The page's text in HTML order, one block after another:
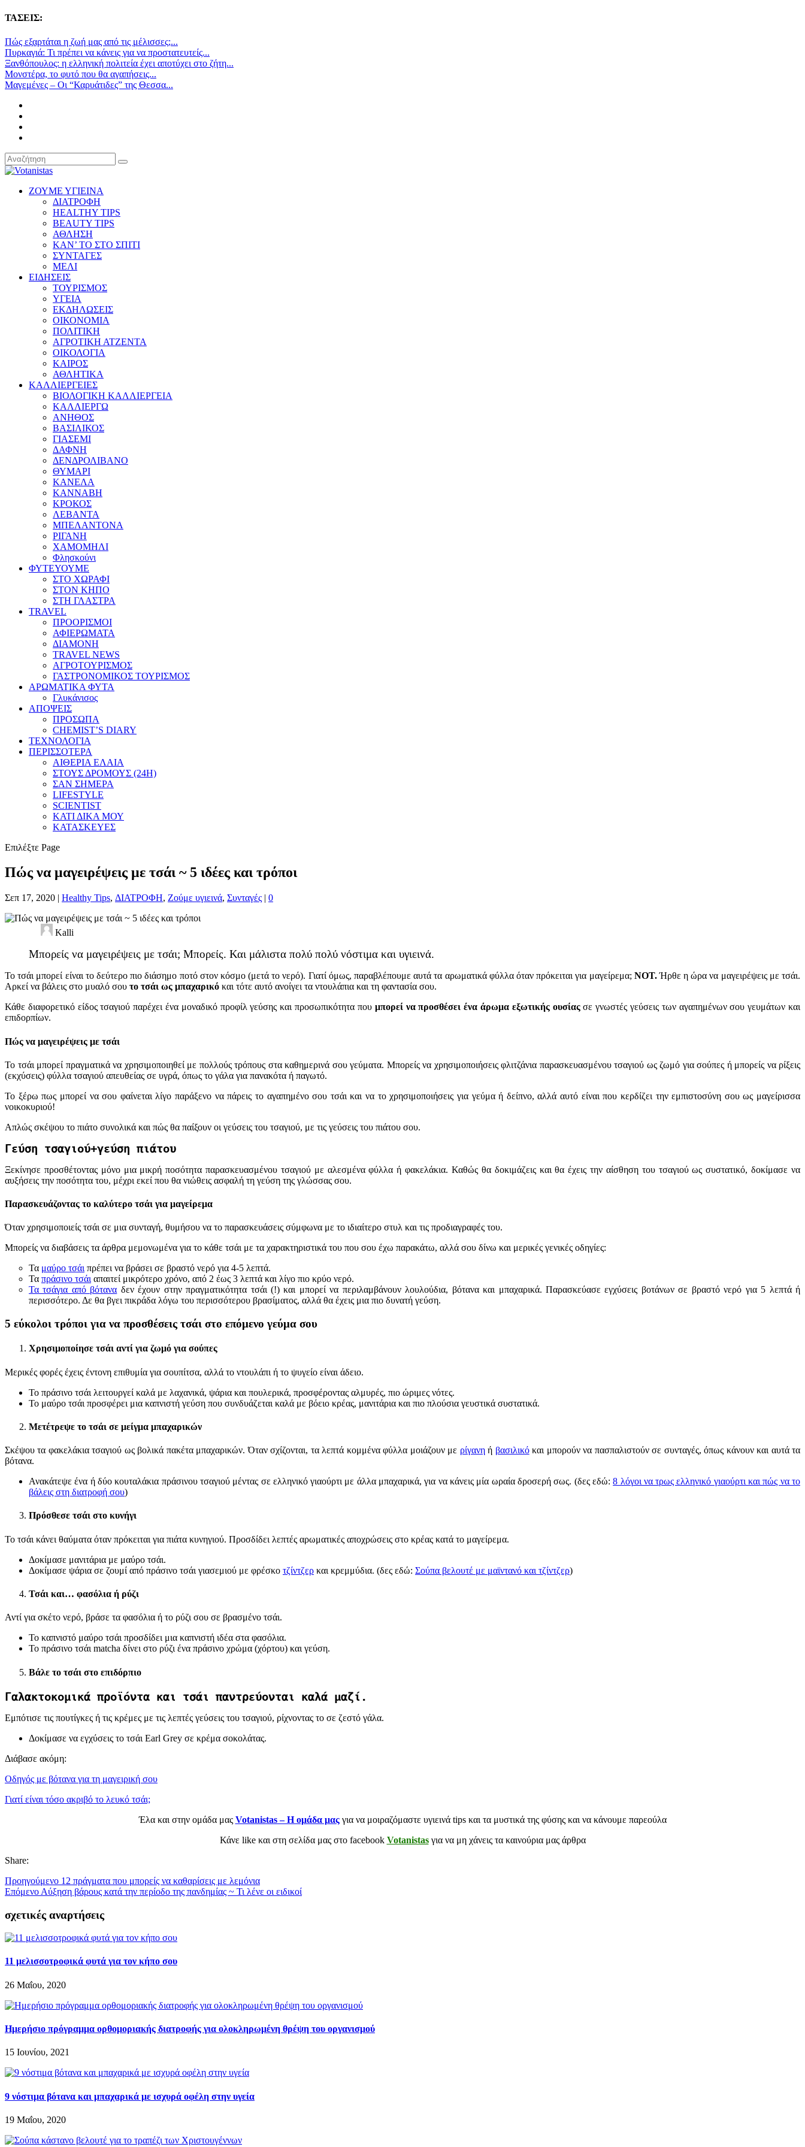
ΤΑΣΕΙΣ:
Πώς εξαρτάται η ζωή μας από τις μέλισσες;...
Πυρκαγιά: Τι πρέπει να κάνεις για να προστατευτείς...
Ξανθόπουλος: η ελληνική πολιτεία έχει αποτύχει στο ζήτη...
Μονστέρα, το φυτό που θα αγαπήσεις...
Μαγεμένες – Οι “Καρυάτιδες” της Θεσσα...
ΖΟΥΜΕ ΥΓΙΕΙΝΑ
ΔΙΑΤΡΟΦΗ
HEALTHY TIPS
BEAUTY TIPS
ΑΘΛΗΣΗ
ΚΑΝ’ ΤΟ ΣΤΟ ΣΠΙΤΙ
ΣΥΝΤΑΓΕΣ
ΜΕΛΙ
ΕΙΔΗΣΕΙΣ
ΤΟΥΡΙΣΜΟΣ
ΥΓΕΙΑ
ΕΚΔΗΛΩΣΕΙΣ
ΟΙΚΟΝΟΜΙΑ
ΠΟΛΙΤΙΚΗ
ΑΓΡΟΤΙΚΗ ΑΤΖΕΝΤΑ
ΟΙΚΟΛΟΓΙΑ
ΚΑΙΡΟΣ
ΑΘΛΗΤΙΚΑ
ΚΑΛΛΙΕΡΓΕΙΕΣ
ΒΙΟΛΟΓΙΚΗ ΚΑΛΛΙΕΡΓΕΙΑ
ΚΑΛΛΙΕΡΓΩ
ΑΝΗΘΟΣ
ΒΑΣΙΛΙΚΟΣ
ΓΙΑΣΕΜΙ
ΔΑΦΝΗ
ΔΕΝΔΡΟΛΙΒΑΝΟ
ΘΥΜΑΡΙ
ΚΑΝΕΛΑ
ΚΑΝΝΑΒΗ
ΚΡΟΚΟΣ
ΛΕΒΑΝΤΑ
ΜΠΕΛΑΝΤΟΝΑ
ΡΙΓΑΝΗ
ΧΑΜΟΜΗΛΙ
Φλησκούνι
ΦΥΤΕΥΟΥΜΕ
ΣΤΟ ΧΩΡΑΦΙ
ΣΤΟΝ ΚΗΠΟ
ΣΤΗ ΓΛΑΣΤΡΑ
TRAVEL
ΠΡΟΟΡΙΣΜΟΙ
ΑΦΙΕΡΩΜΑΤΑ
ΔΙΑΜΟΝΗ
TRAVEL NEWS
ΑΓΡΟΤΟΥΡΙΣΜΟΣ
ΓΑΣΤΡΟΝΟΜΙΚΟΣ ΤΟΥΡΙΣΜΟΣ
ΑΡΩΜΑΤΙΚΑ ΦΥΤΑ
Γλυκάνισος
ΑΠΟΨΕΙΣ
ΠΡΟΣΩΠΑ
CHEMIST’S DIARY
ΤΕΧΝΟΛΟΓΙΑ
ΠΕΡΙΣΣΟΤΕΡΑ
ΑΙΘΕΡΙΑ ΕΛΑΙΑ
ΣΤΟΥΣ ΔΡΟΜΟΥΣ (24H)
ΣΑΝ ΣΗΜΕΡΑ
LIFESTYLE
SCIENTIST
ΚΑΤΙ ΔΙΚΑ ΜΟΥ
ΚΑΤΑΣΚΕΥΕΣ
Επιλέξτε Page
Πώς να μαγειρέψεις με τσάι ~ 5 ιδέες και τρόποι
Σεπ 17, 2020 | Healthy Tips, ΔΙΑΤΡΟΦΗ, Ζούμε υγιεινά, Συνταγές | 0
Kalli
Μπορείς να μαγειρέψεις με τσάι; Μπορείς. Και μάλιστα πολύ πολύ νόστιμα και υγιεινά.
Το τσάι μπορεί είναι το δεύτερο πιο διάσημο ποτό στον κόσμο (μετά το νερό). Γιατί όμως, παραβλέπουμε αυτά τα αρωματικά φύλλα όταν πρόκειται για μαγείρεμα; ΝΟΤ.Ήρθε η ώρα να μαγειρέψεις με τσάι.
Αρκεί να βάλεις στο μυαλό σου το τσάι ως μπαχαρικό και τότε αυτό ανοίγει τα ντουλάπια και τη φαντασία σου.
Κάθε διαφορετικό είδος τσαγιού παρέχει ένα μοναδικό προφίλ γεύσης και προσωπικότητα που μπορεί να προσθέσει ένα άρωμα εξωτικής ουσίαςσε γνωστές γεύσεις των αγαπημένων σου γευμάτων και
επιδορπίων.
Πώς να μαγειρέψεις με τσάι
Το τσάι μπορεί πραγματικά να χρησιμοποιηθεί με πολλούς τρόπους στα καθημερινά σου γεύματα. Μπορείς να χρησιμοποιήσεις φλιτζάνια παρασκευασμένου τσαγιού ως ζωμό για σούπες ή μπορείς να ρίξεις
(εκχύσεις) φύλλα τσαγιού απευθείας σε υγρά, όπως το γάλα για πανακότα ή παγωτό.
Το ξέρω πως μπορεί να σου φαίνεται λίγο παράξενο να πάρεις το αγαπημένο σου τσάι και να το χρησιμοποιήσεις για γεύμα ή δείπνο, αλλά αυτό είναι που κερδίζει την εμπιστοσύνη σου ως μαγείρισσα
νοικοκυριού!
Απλώς σκέψου το πιάτο συνολικά και πώς θα παίξουν οι γεύσεις του τσαγιού, με τις γεύσεις του πιάτου σου.
Γεύση τσαγιού+γεύση πιάτου
Ξεκίνησε προσθέτοντας μόνο μια μικρή ποσότητα παρασκευασμένου τσαγιού με αλεσμένα φύλλα ή φακελάκια. Καθώς θα δοκιμάζεις και θα έχεις την αίσθηση του τσαγιού ως συστατικό, δοκίμασε να
αυξήσεις την ποσότητα του, μέχρι εκεί που θα νιώθεις ασφαλή τη γεύση της γλώσσας σου.
Παρασκευάζοντας το καλύτερο τσάι για μαγείρεμα
Όταν χρησιμοποιείς τσάι σε μια συνταγή, θυμήσου να το παρασκευάσεις σύμφωνα με το ιδιαίτερο στυλ και τις προδιαγραφές του.
Μπορείς να διαβάσεις τα άρθρα μεμονωμένα για το κάθε τσάι με τα χαρακτηριστικά του που σου έχω παρακάτω, αλλά σου δίνω και μερικές γενικές οδηγίες:
Τα μαύρο τσάιπρέπει να βράσει σε βραστό νερό για 4-5 λεπτά.
Τα πράσινο τσάιαπαιτεί μικρότερο χρόνο, από 2 έως 3 λεπτά και λίγο πιο κρύο νερό.
Τα τσάγια από βότανα δεν έχουν στην πραγματικότητα τσάι (!) και μπορεί να περιλαμβάνουν λουλούδια, βότανα και μπαχαρικά. Παρασκεύασε εγχύσεις βοτάνων σε βραστό νερό για 5 λεπτά ή
περισσότερο. Δε θα βγει πικράδα λόγω του περισσότερου βρασίματος, αλλά θα έχεις μια πιο δυνατή γεύση.
5 εύκολοι τρόποι για να προσθέσεις τσάι στο επόμενο γεύμα σου
Χρησιμοποίησε τσάι αντί για ζωμό για σούπες
Μερικές φορές έχεις έντονη επιθυμία για σουπίτσα, αλλά το ντουλάπι ή το ψυγείο είναι άδειο.
Το πράσινο τσάι λειτουργεί καλά με λαχανικά, ψάρια και πουλερικά, προσφέροντας αλμυρές, πιο ώριμες νότες.
Το μαύρο τσάι προσφέρει μια καπνιστή γεύση που συνδυάζεται καλά με βόειο κρέας, μανιτάρια και πιο πλούσια γευστικά συστατικά.
Μετέτρεψε το τσάι σε μείγμα μπαχαρικών
Σκέψου τα φακελάκια τσαγιού ως βολικά πακέτα μπαχαρικών. Όταν σχίζονται, τα λεπτά κομμένα φύλλα μοιάζουν με ρίγανηή βασιλικόκαι μπορούν να πασπαλιστούν σε συνταγές, όπως κάνουν και αυτά τα
βότανα.
Ανακάτεψε ένα ή δύο κουταλάκια πράσινου τσαγιού μέντας σε ελληνικό γιαούρτι με άλλα μπαχαρικά, για να κάνεις μία ωραία δροσερή σως. (δες εδώ:8 λόγοι να τρως ελληνικό γιαούρτι και πώς να το
βάλεις στη διατροφή σου)
Πρόσθεσε τσάι στο κυνήγι
Το τσάι κάνει θαύματα όταν πρόκειται για πιάτα κυνηγιού. Προσδίδει λεπτές αρωματικές αποχρώσεις στο κρέας κατά το μαγείρεμα.
Δοκίμασε μανιτάρια με μαύρο τσάι.
Δοκίμασε ψάρια σε ζουμί από πράσινο τσάι γιασεμιού με φρέσκο τζίντζερ και κρεμμύδια. (δες εδώ: Σούπα βελουτέ με μαϊντανό και τζίντζερ)
Τσάι και… φασόλια ή ρύζι
Αντί για σκέτο νερό, βράσε τα φασόλια ή το ρύζι σου σε βρασμένο τσάι.
Το καπνιστό μαύρο τσάι προσδίδει μια καπνιστή ιδέα στα φασόλια.
Το πράσινο τσάι matcha δίνει στο ρύζι ένα πράσινο χρώμα (χόρτου) και γεύση.
Βάλε το τσάι στο επιδόρπιο
Γαλακτοκομικά προϊόντα και τσάι παντρεύονται καλά μαζί.
Εμπότισε τις πουτίγκες ή τις κρέμες με τις λεπτές γεύσεις του τσαγιού, ρίχνοντας το σε ζεστό γάλα.
Δοκίμασε να εγχύσεις το τσάι Earl Grey σε κρέμα σοκολάτας.
Διάβασε ακόμη:
Οδηγός με βότανα για τη μαγειρική σου
Γιατί είναι τόσο ακριβό το λευκό τσάι;
Έλα και στην ομάδα μας Votanistas – Η ομάδα μαςγια να μοιραζόμαστε υγιεινά tips και τα μυστικά της φύσης και να κάνουμε παρεούλα
Κάνε like και στη σελίδα μας στο facebook Votanistasγια να μη χάνεις τα καινούρια μας άρθρα
Share:
Προηγούμενο 12 πράγματα που μπορείς να καθαρίσεις με λεμόνια
Επόμενο Αύξηση βάρους κατά την περίοδο της πανδημίας ~ Τι λένε οι ειδικοί
σχετικές αναρτήσεις
11 μελισσοτροφικά φυτά για τον κήπο σου
26 Μαΐου, 2020
Ημερήσιο πρόγραμμα ορθομοριακής διατροφής για ολοκληρωμένη θρέψη του οργανισμού
15 Ιουνίου, 2021
9 νόστιμα βότανα και μπαχαρικά με ισχυρά οφέλη στην υγεία
19 Μαΐου, 2020